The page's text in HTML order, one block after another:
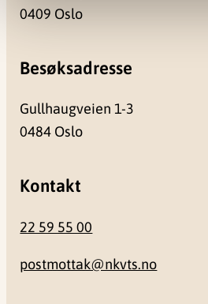
0409 Oslo
Besøksadresse
Gullhaugveien 1-3
0484 Oslo
Kontakt
22 59 55 00
postmottak@nkvts.no